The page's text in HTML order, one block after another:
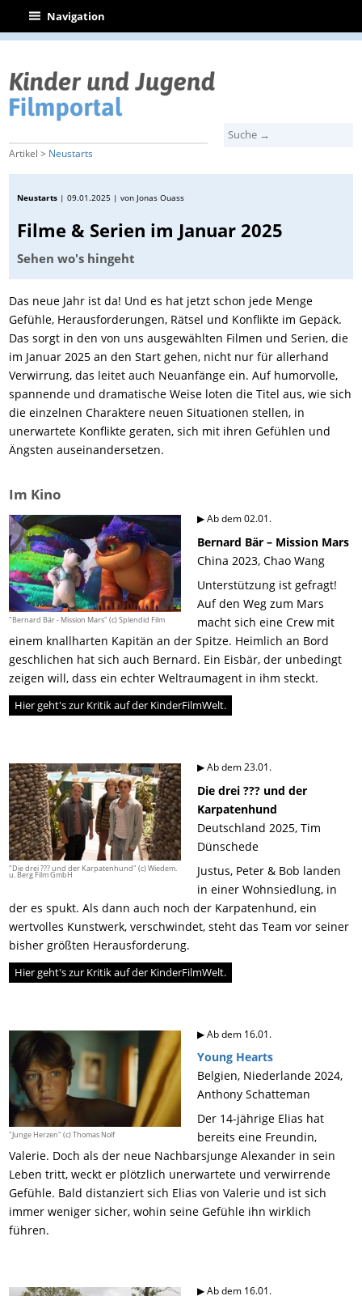
| Navigation
Artikel > Neustarts
Neustarts |09.01.2025 | von Jonas Ouass
Filme & Serien im Januar 2025
Sehen wo's hingeht
Das neue Jahr ist da! Und es hat jetzt schon jede Menge
Gefühle, Herausforderungen, Rätsel und Konflikte im Gepäck.
Das sorgt in den von uns ausgewählten Filmen und Serien, die
im Januar 2025 an den Start gehen, nicht nur für allerhand
Verwirrung, das leitet auch Neuanfänge ein. Auf humorvolle,
spannende und dramatische Weise loten die Titel aus, wie sich
die einzelnen Charaktere neuen Situationen stellen, in
unerwartete Konflikte geraten, sich mit ihren Gefühlen und
Ängsten auseinandersetzen.
Im Kino
"Bernard Bär - Mission Mars" (c) Splendid Film
▶ Ab dem 02.01.
Bernard Bär – Mission Mars
China 2023, Chao Wang
Unterstützung ist gefragt!
Auf den Weg zum Mars
macht sich eine Crew mit
einem knallharten Kapitän an der Spitze. Heimlich an Bord
geschlichen hat sich auch Bernard. Ein Eisbär, der unbedingt
zeigen will, dass ein echter Weltraumagent in ihm steckt.
Hier geht's zur Kritik auf der KinderFilmWelt.
"Die drei ??? und der Karpatenhund" (c) Wiedem.
u. Berg Film GmbH
▶ Ab dem 23.01.
Die drei ??? und der
Karpatenhund
Deutschland 2025, Tim
Dünschede
Justus, Peter & Bob landen
in einer Wohnsiedlung, in
der es spukt. Als dann auch noch der Karpatenhund, ein
wertvolles Kunstwerk, verschwindet, steht das Team vor seiner
bisher größten Herausforderung.
Hier geht's zur Kritik auf der KinderFilmWelt.
"Junge Herzen" (c) Thomas Nolf
▶ Ab dem 16.01.
Young Hearts
Belgien, Niederlande 2024,
Anthony Schatteman
Der 14-jährige Elias hat
bereits eine Freundin,
Valerie. Doch als der neue Nachbarsjunge Alexander in sein
Leben tritt, weckt er plötzlich unerwartete und verwirrende
Gefühle. Bald distanziert sich Elias von Valerie und ist sich
immer weniger sicher, wohin seine Gefühle ihn wirklich
führen.
▶ Ab dem 16.01.